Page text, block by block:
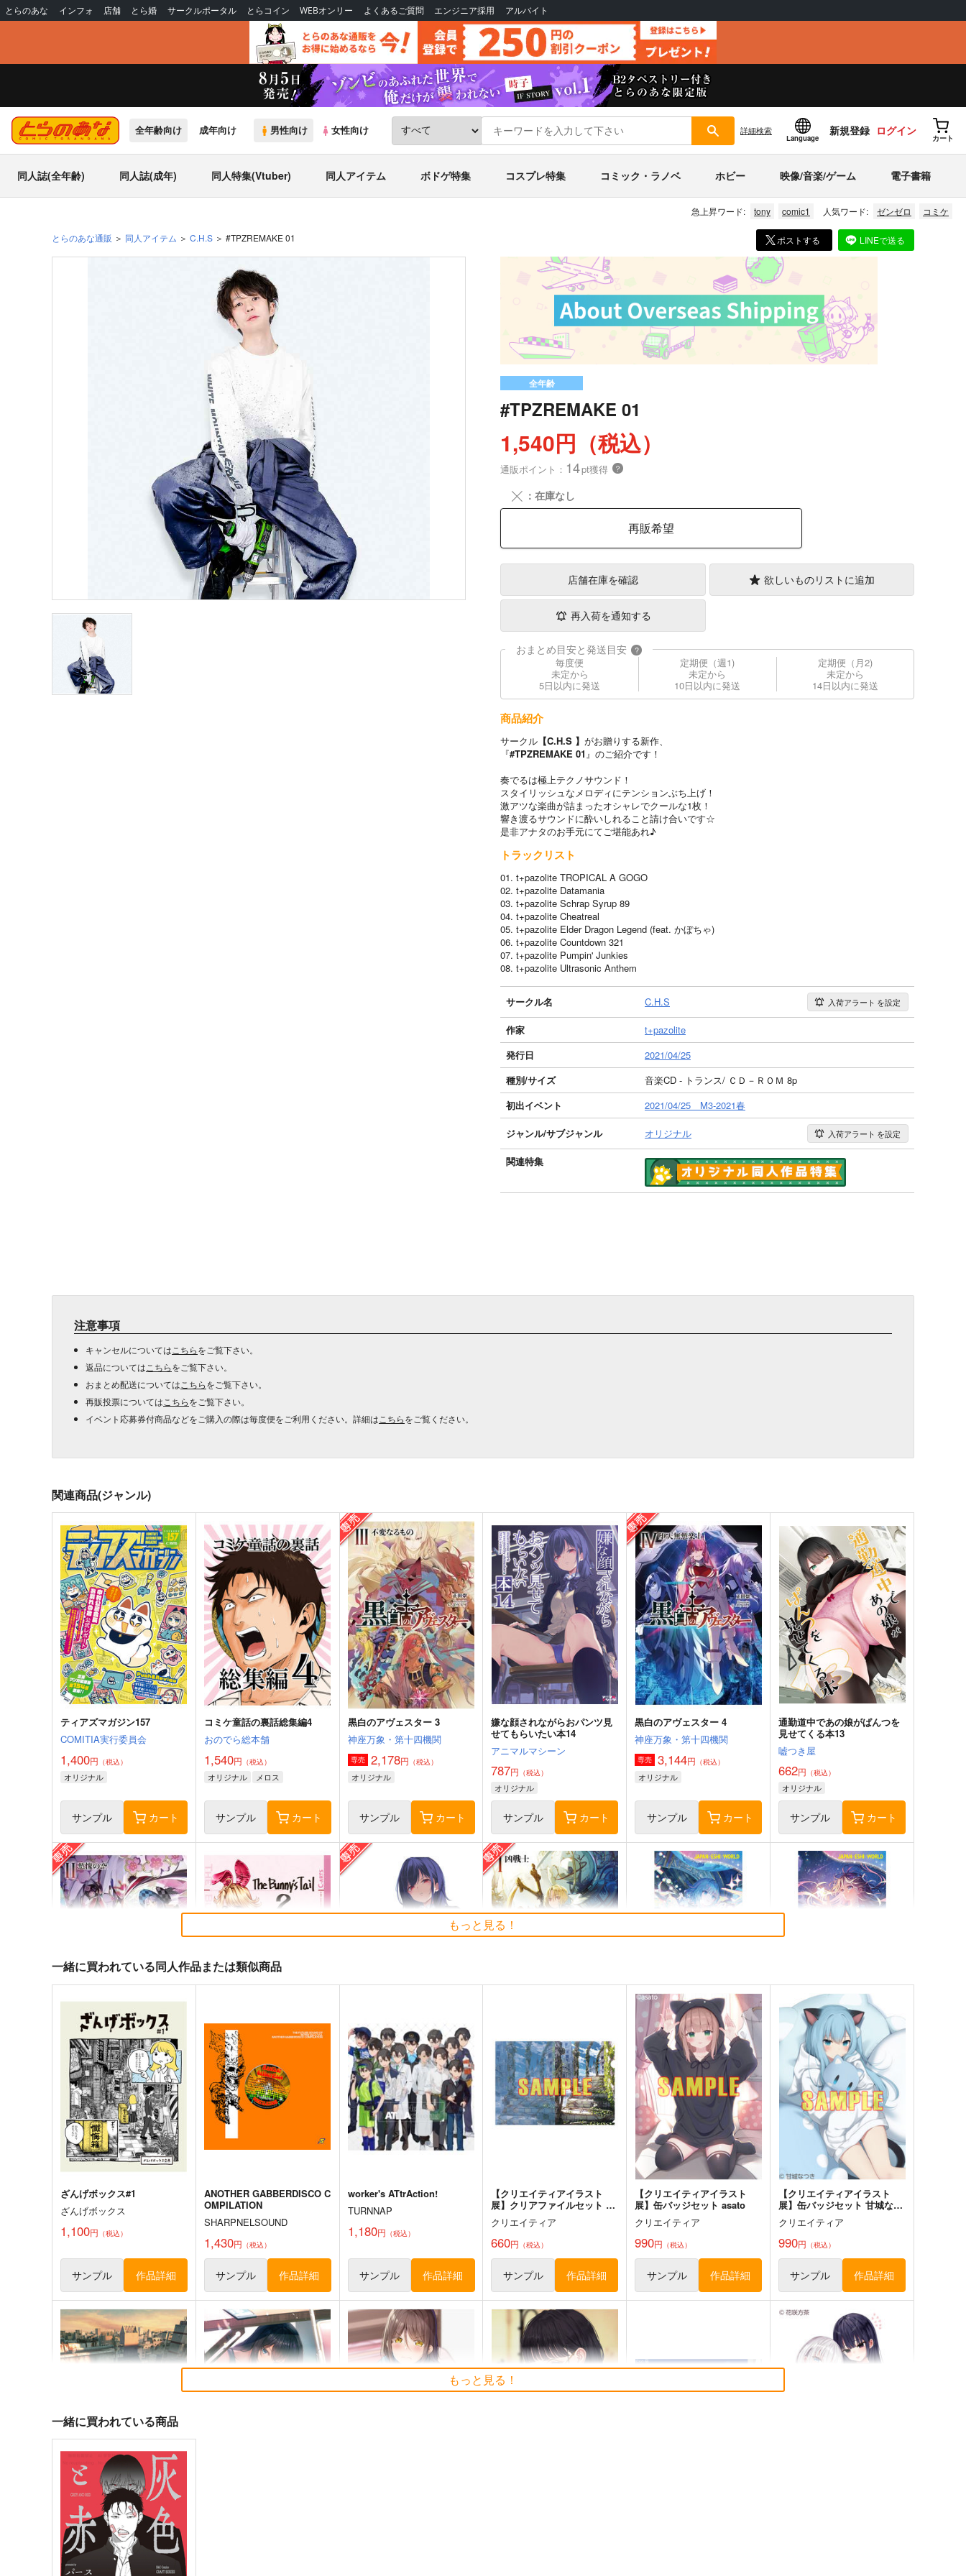
とらのあな インフォ 店舗 とら婚 サークルポータル とらコイン WEBオンリー よくあるご質問 エンジニア採用 アルバイト
全年齢向け 成年向け 男性向け 女性向け 詳細検索
Language
新規登録 ログイン
カート
同人誌(全年齢) 同人誌(成年) 同人特集(Vtuber) 同人アイテム ボドゲ特集 コスプレ特集 コミック・ラノベ ホビー 映像/音楽/ゲーム 電子書籍
急上昇ワード: tony comic1 人気ワード: ゼンゼロ コミケ
とらのあな通販 同人アイテム C.H.S #TPZREMAKE 01 ポストする LINEで送る
全年齢
#TPZREMAKE 01
1,540円（税込）
通販ポイント： 14pt獲得 ？
╳ ：在庫なし
再販希望
店舗在庫を確認 欲しいものリストに追加
再入荷を通知する
おまとめ目安と発送目安 ?
毎度便
未定から
5日以内に発送
定期便（週1)
未定から
10日以内に発送
定期便（月2)
未定から
14日以内に発送
商品紹介
サークル 【C.H.S 】 がお贈りする新作、
『#TPZREMAKE 01』のご紹介です！
奏でるは極上テクノサウンド！
スタイリッシュなメロディにテンションぶち上げ！
激アツな楽曲が詰まったオシャレでクールな1枚！
響き渡るサウンドに酔いしれること請け合いです☆
是非アナタのお手元にてご堪能あれ♪
トラックリスト
01. t+pazolite TROPICAL A GOGO
02. t+pazolite Datamania
03. t+pazolite Schrap Syrup 89
04. t+pazolite Cheatreal
05. t+pazolite Elder Dragon Legend (feat. かぼちゃ)
06. t+pazolite Countdown 321
07. t+pazolite Pumpin' Junkies
08. t+pazolite Ultrasonic Anthem
サークル名 C.H.S 入荷アラート を設定
作家
t+pazolite
発行日
2021/04/25
種別/サイズ
音楽CD - トランス/ ＣＤ－ＲＯＭ 8p
初出イベント
2021/04/25 M3-2021春
ジャンル/サブジャンル オリジナル 入荷アラート を設定
関連特集
注意事項
キャンセルについては こちらをご覧下さい。
返品については こちらをご覧下さい。
おまとめ配送については こちらをご覧下さい。
再販投票については こちらをご覧下さい。
イベント応募券付商品などをご購入の際は毎度便をご利用ください。詳細は こちらをご覧ください。
関連商品(ジャンル)
ティアズマガジン157
COMITIA実行委員会
1,400円 （税込）
オリジナル
サンプル カート
コミケ童話の裏話総集編4
おのでら総本舗
1,540円 （税込）
オリジナル メロス
サンプル カート
黒白のアヴェスター 3
神座万象・第十四機関
専売 2,178円 （税込）
オリジナル
サンプル カート
嫌な顔されながらおパンツ見
せてもらいたい本14
アニマルマシーン
787円 （税込）
オリジナル
サンプル カート
黒白のアヴェスター 4
神座万象・第十四機関
専売 3,144円 （税込）
オリジナル
サンプル カート
通勤道中であの娘がぱんつを
見せてくる本13
嘘つき屋
662円 （税込）
オリジナル
サンプル カート
黒白のアヴェスター 2
神座万象・第十四機関
専売 2,178円（税込）
オリジナル
サンプル カート
まぐ太ノート16冊
目 The Bunny's Tail 2
C-ARTS
1,430円 （税込）
オリジナル
サンプル カート
≪C108作品セット≫B2タペス
トリー【サークル：アニマル
マシーン】
アニマルマシーン
専売 2,750円（税込）
オリジナル
サンプル カート
黒白のアヴェスター 1
神座万象・第十四機関
専売 2,178円（税込）
オリジナル
藤ちょこ「星の記憶と巡り合
う」絵師100人展 16 大阪
展 前売り券
産経新聞社
1,300 円（税込）
オリジナル
サンプル カート
森倉円「名前のない星」絵師
100人展 16 大阪展 前売り券
産経新聞社
1,300円（税込）
オリジナル
サンプル カート
1,300 円
サンプル カート
今日の一枚 2026年 Vol.1
あお高活動日誌14
「LUNER RABBITS SWEET
もっと見る！
一緒に買われている同人作品または類似商品
ざんげボックス#1
ざんげボックス
1,100円 （税込）
サンプル 作品詳細
ANOTHER GABBERDISCO C
OMPILATION
SHARPNELSOUND
1,430円 （税込）
サンプル 作品詳細
worker's ATtrAction!
TURNNAP
1,180円 （税込）
サンプル 作品詳細
【クリエイティアイラスト
展】クリアファイルセット わ
いっしゅ
クリエイティア
660円 （税込）
サンプル 作品詳細
【クリエイティアイラスト
展】缶バッジセット asato
クリエイティア
990円 （税込）
サンプル 作品詳細
【クリエイティアイラスト
展】缶バッジセット 甘城なつ
き
クリエイティア
990円 （税込）
サンプル 作品詳細
【クリエイティアイラスト
展】缶バッジセット 池上幸輝
クリエイティア
990 （税込）
もっと見る！
一緒に買われている商品